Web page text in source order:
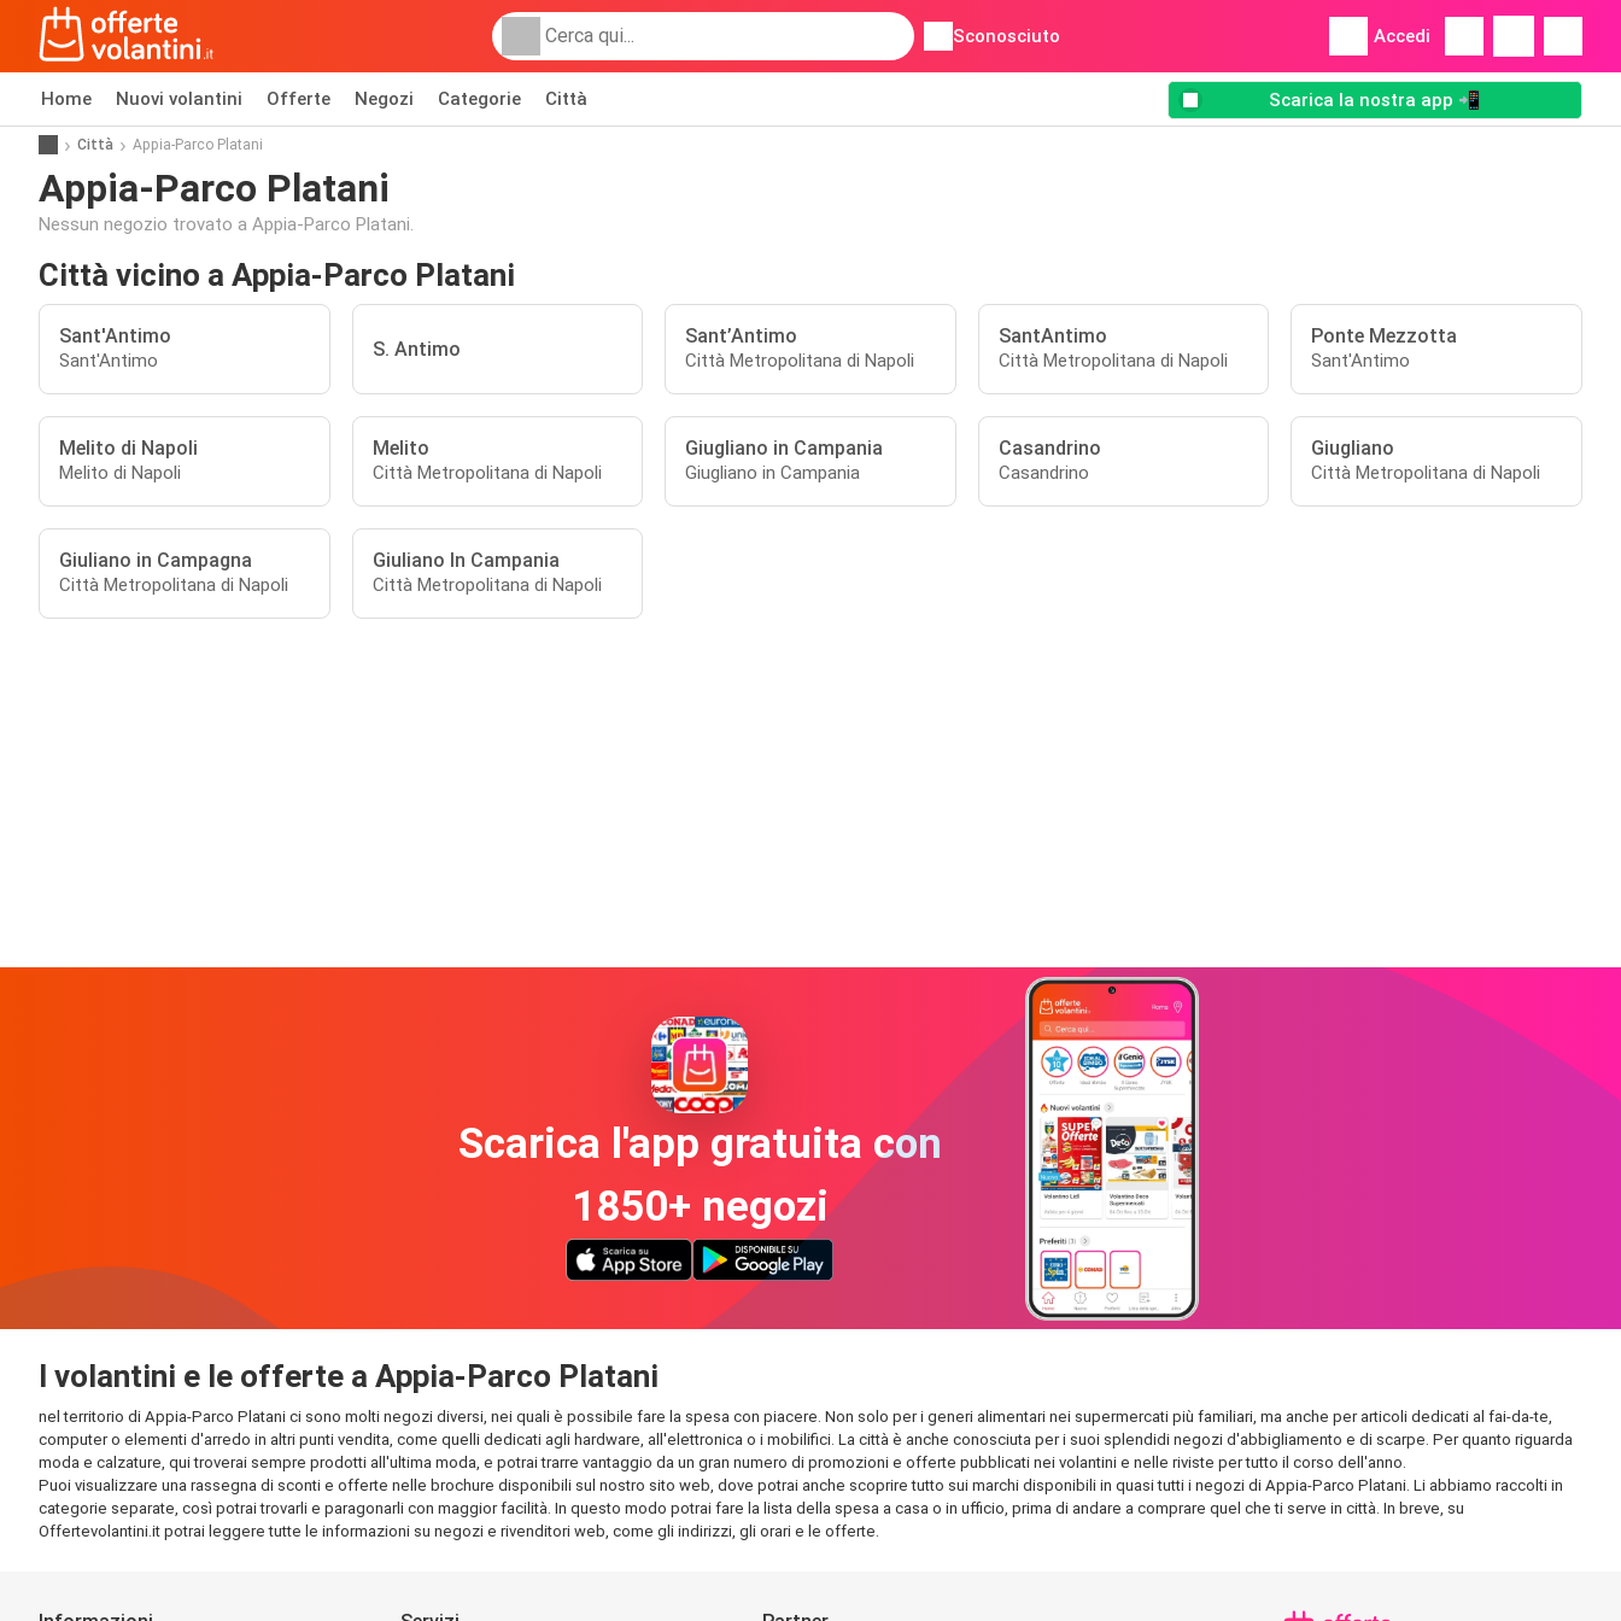
Sconosciuto Accedi
Home Nuovi volantini Offerte Negozi Categorie Città Scarica la nostra app 📲
Città Appia-Parco Platani
Appia-Parco Platani
Nessun negozio trovato a Appia-Parco Platani.
Città vicino a Appia-Parco Platani
Sant'Antimo
Sant'Antimo S. Antimo
Sant’Antimo
Città Metropolitana di Napoli
SantAntimo
Città Metropolitana di Napoli
Ponte Mezzotta
Sant'Antimo
Melito di Napoli
Melito di Napoli
Melito
Città Metropolitana di Napoli
Giugliano in Campania
Giugliano in Campania
Casandrino
Casandrino
Giugliano
Città Metropolitana di Napoli
Giuliano in Campagna
Città Metropolitana di Napoli
Giuliano In Campania
Città Metropolitana di Napoli
Scarica l'app gratuita con
1850+ negozi
I volantini e le offerte a Appia-Parco Platani
nel territorio di Appia-Parco Platani ci sono molti negozi diversi, nei quali è possibile fare la spesa con piacere. Non solo per i generi alimentari nei supermercati più familiari, ma anche per articoli dedicati al fai-da-te,
computer o elementi d'arredo in altri punti vendita, come quelli dedicati agli hardware, all'elettronica o i mobilifici. La città è anche conosciuta per i suoi splendidi negozi d'abbigliamento e di scarpe. Per quanto riguarda
moda e calzature, qui troverai sempre prodotti all'ultima moda, e potrai trarre vantaggio da un gran numero di promozioni e offerte pubblicati nei volantini e nelle riviste per tutto il corso dell'anno.
Puoi visualizzare una rassegna di sconti e offerte nelle brochure disponibili sul nostro sito web, dove potrai anche scoprire tutto sui marchi disponibili in quasi tutti i negozi di Appia-Parco Platani. Li abbiamo raccolti in
categorie separate, così potrai trovarli e paragonarli con maggior facilità. In questo modo potrai fare la lista della spesa a casa o in ufficio, prima di andare a comprare quel che ti serve in città. In breve, su
Offertevolantini.it potrai leggere tutte le informazioni su negozi e rivenditori web, come gli indirizzi, gli orari e le offerte.